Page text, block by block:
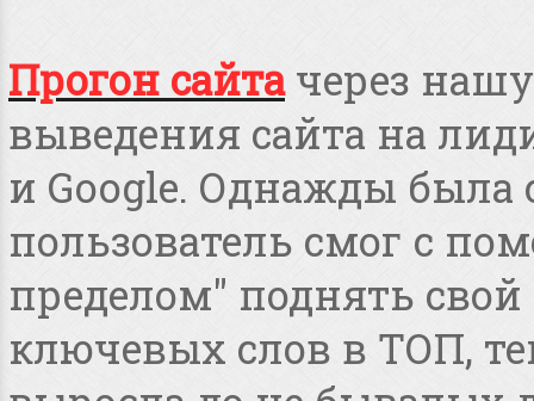
Прогон сайта через
выведения сайта на
и Google. Однажды была
пользователь смог с
пределом" поднять свой
ключевых слов в ТОП,